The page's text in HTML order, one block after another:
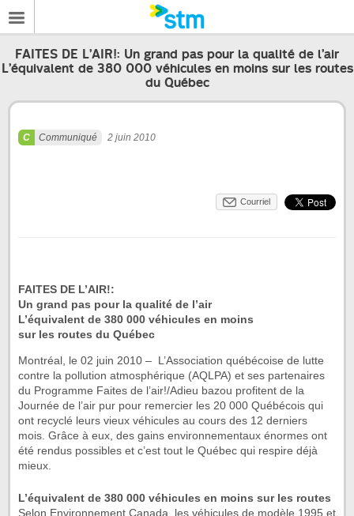
FAITES DE L’AIR!: Un grand pas pour la qualité de l’air
L’équivalent de 380 000 véhicules en moins sur les routes
du Québec
Communiqué 2 juin 2010
Courriel
FAITES DE L’AIR!:
Un grand pas pour la qualité de l’air
L’équivalent de 380 000 véhicules en moins
sur les routes du Québec
Montréal, le 02 juin 2010 – L’Association québécoise de lutte
contre la pollution atmosphérique (AQLPA) et ses partenaires
du Programme Faites de l’air!/Adieu bazou profitent de la
Journée de l’air pur pour remercier les 20 000 Québécois qui
ont recyclé leurs vieux véhicules au cours des 12 derniers
mois. Grâce à eux, des gains environnementaux énormes ont
été rendus possibles et c’est tout le Québec qui respire déjà
mieux.
L’équivalent de 380 000 véhicules en moins sur les routes
Selon Environnement Canada, les véhicules de modèle 1995 et